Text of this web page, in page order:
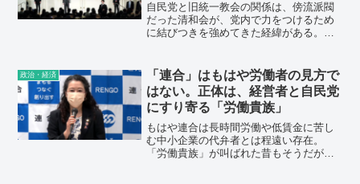
自民党と旧統一教会の関係は、傍流派閥
だった清和会が、党内で力をつけるため
に結びつきを強めてきた経緯がある。安
は自民党幹事長や外相を務めた安倍晋太
郎氏だった。
政治・経済
「連合」はもはや労働者の見方で
はない。正体は、経営者と自民党
にすり寄る「労働貴族」
もはや連合は長時間労働や低賃金に苦し
む中小企業の代弁者とは程遠い存在。
「労働貴族」が叫ばれた昔もそうだが、